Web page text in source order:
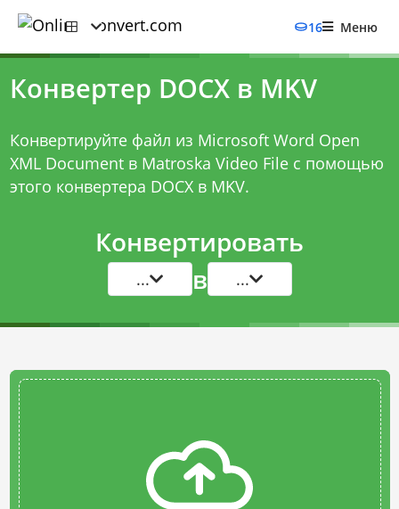
16 Меню
Конвертер DOCX в MKV
Конвертируйте файл из Microsoft Word Open
XML Document в Matroska Video File с помощью
этого конвертера DOCX в MKV.
Конвертировать
... в ...